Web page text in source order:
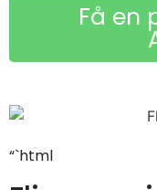
Få en
“`html